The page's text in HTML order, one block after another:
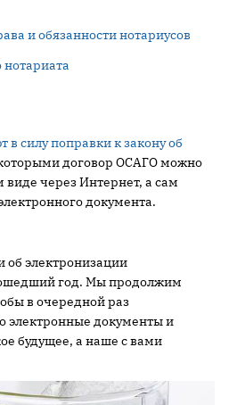
и обязанности нотариусов
в силу поправки к закону об
которыми договор ОСАГО можно
виде через Интернет, а сам
документа.
об электронизации
год. Мы продолжим
в очередной раз
электронные документы и
будущее, а наше с вами